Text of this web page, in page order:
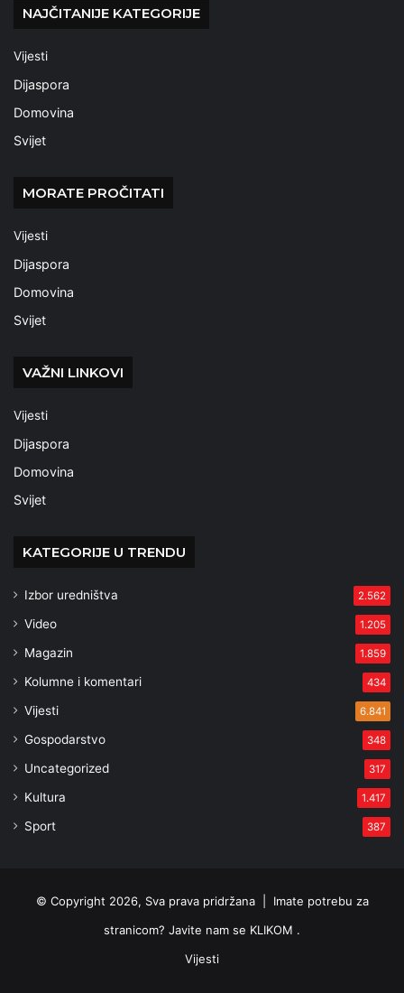
NAJČITANIJE KATEGORIJE
Vijesti
Dijaspora
Domovina
Svijet
MORATE PROČITATI
Vijesti
Dijaspora
Domovina
Svijet
VAŽNI LINKOVI
Vijesti
Dijaspora
Domovina
Svijet
KATEGORIJE U TRENDU
Izbor uredništva 2.562
Video 1.205
Magazin 1.859
Kolumne i komentari 434
Vijesti 6.841
Gospodarstvo 348
Uncategorized 317
Kultura 1.417
Sport 387
© Copyright 2026, Sva prava pridržana | Imate potrebu za
stranicom? Javite nam se KLIKOM .
Vijesti